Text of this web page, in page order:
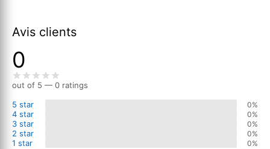
Avis clients
0
out of 5 — 0 ratings
5 star
0%
4 star 0%
3 star 0%
2 star 0%
1 star 0%